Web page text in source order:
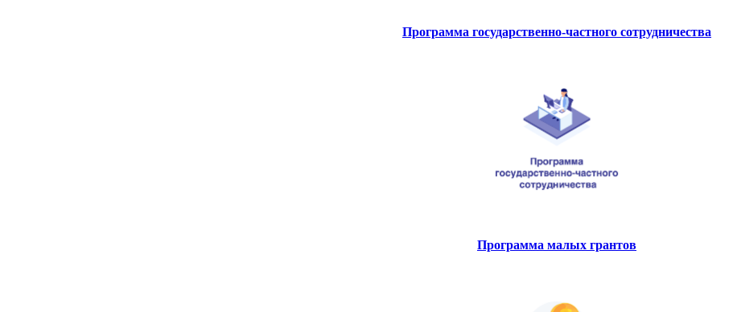
Программа государственно-частного сотрудничества
Программа малых грантов